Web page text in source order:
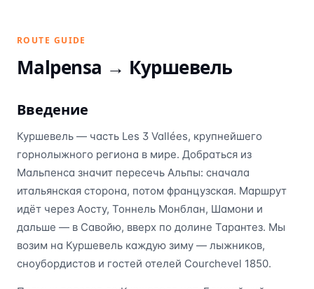
ROUTE GUIDE
Malpensa → Куршевель
Введение
Куршевель — часть Les 3 Vallées, крупнейшего
горнолыжного региона в мире. Добраться из
Мальпенса значит пересечь Альпы: сначала
итальянская сторона, потом французская. Маршрут
идёт через Аосту, Тоннель Монблан, Шамони и
дальше — в Савойю, вверх по долине Тарантез. Мы
возим на Куршевель каждую зиму — лыжников,
сноубордистов и гостей отелей Courchevel 1850.